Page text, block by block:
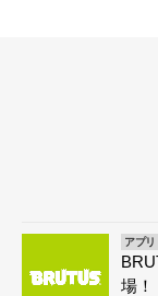
アプリ
場！